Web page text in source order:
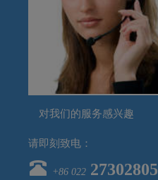
对我们的服务感兴趣
请即刻致电：
+86 022 27302805